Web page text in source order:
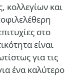
κολλεγίων και
στο
είναι
για τις
ένα καλύτερο